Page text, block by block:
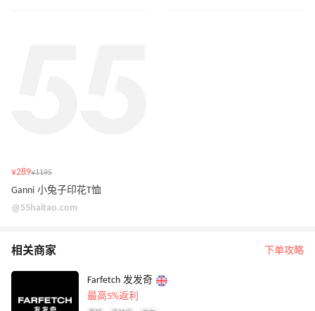
¥289¥1195
Ganni 小兔子印花T恤
@55haitao.com
相关商家 下单攻略
Farfetch 发发奇
最高5%返利